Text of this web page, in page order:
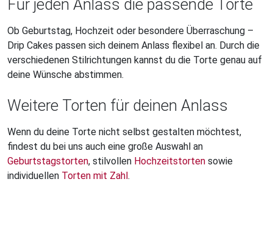
Für jeden Anlass die passende Torte
Ob Geburtstag, Hochzeit oder besondere Überraschung –
Drip Cakes passen sich deinem Anlass flexibel an. Durch die
verschiedenen Stilrichtungen kannst du die Torte genau auf
deine Wünsche abstimmen.
Weitere Torten für deinen Anlass
Wenn du deine Torte nicht selbst gestalten möchtest,
findest du bei uns auch eine große Auswahl an
Geburtstagstorten, stilvollen Hochzeitstorten sowie
individuellen Torten mit Zahl.